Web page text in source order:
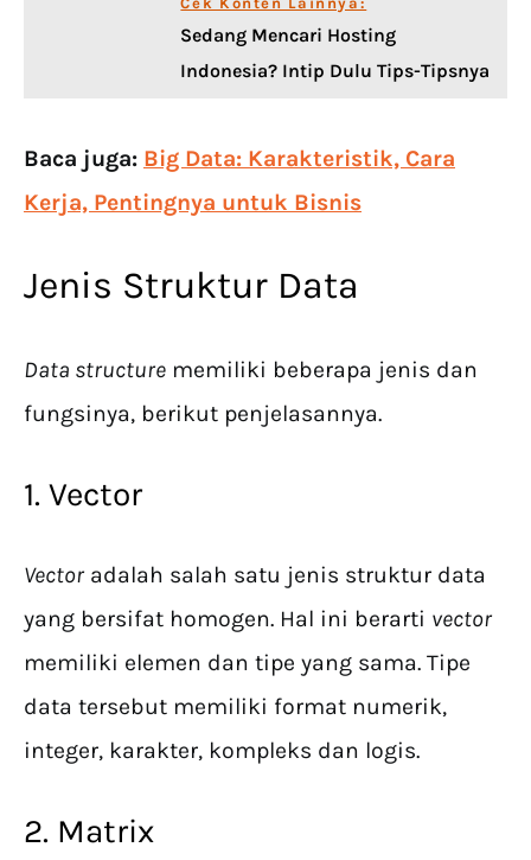
Sedang Mencari Hosting
Indonesia? Intip Dulu Tips-Tipsnya
Baca juga: Big Data: Karakteristik, Cara
Kerja, Pentingnya untuk Bisnis
Jenis Struktur Data
Data structure memiliki beberapa jenis dan
fungsinya, berikut penjelasannya.
1. Vector
Vector adalah salah satu jenis struktur data
yang bersifat homogen. Hal ini berarti vector
memiliki elemen dan tipe yang sama. Tipe
data tersebut memiliki format numerik,
integer, karakter, kompleks dan logis.
2. Matrix